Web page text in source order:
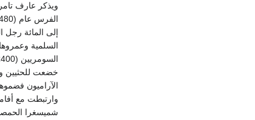
ويذكر عارف
إلى المائة رجل
السلمية
الآراميون
وارتبطت مع
شميسغرا